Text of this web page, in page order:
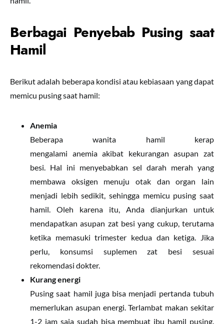
Berbagai Penyebab Pusing saat
Hamil
Berikut adalah beberapa kondisi atau kebiasaan yang dapat
memicu pusing saat hamil:
Anemia
Beberapa wanita hamil kerap
mengalami anemia akibat kekurangan asupan zat
besi. Hal ini menyebabkan sel darah merah yang
membawa oksigen menuju otak dan organ lain
menjadi lebih sedikit, sehingga memicu pusing saat
hamil. Oleh karena itu, Anda dianjurkan untuk
mendapatkan asupan zat besi yang cukup, terutama
ketika memasuki trimester kedua dan ketiga. Jika
perlu, konsumsi suplemen zat besi sesuai
rekomendasi dokter.
Kurang energi
Pusing saat hamil juga bisa menjadi pertanda tubuh
memerlukan asupan energi. Terlambat makan sekitar
1-2 jam saja sudah bisa membuat ibu hamil pusing.